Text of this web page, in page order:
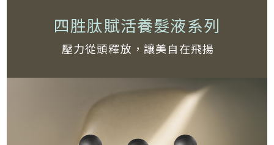
四胜肽賦活養髮液系列
壓力從頭釋放，讓美自在飛揚